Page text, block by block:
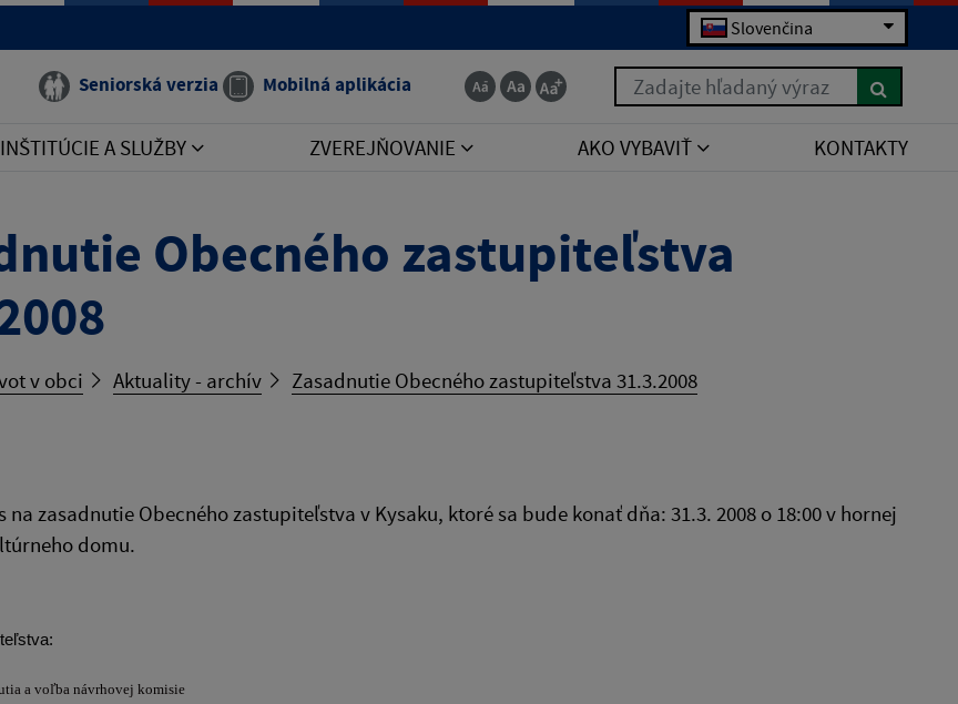
Slovenčina
Seniorská verzia Mobilná aplikácia Zadajte hľadaný výraz
INŠTITÚCIE A SLUŽBY ZVEREJŇOVANIE AKO VYBAVIŤ KONTAKTY
Obecného zastupiteľstva
v obci Aktuality - archív Zasadnutie Obecného zastupiteľstva 31.3.2008
na zasadnutie Obecného zastupiteľstva v Kysaku, ktoré sa bude konať dňa: 31.3. 2008 o 18:00 v hornej
domu.
a voľba návrhovej komisie